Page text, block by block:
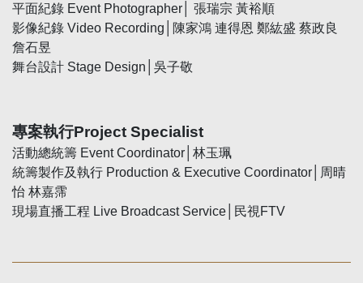
平面紀錄 Event Photographer│ 張瑞宗 黃裕順
影像紀錄 Video Recording│陳家鴻 連得恩 鄭紘盛 蔡政良
詹石昱
舞台設計 Stage Design│吳子敬
專案執行Project Specialist
活動總統籌 Event Coordinator│林玉珮
統籌製作及執行 Production & Executive Coordinator│周晴
怡 林嘉霈
現場直播工程 Live Broadcast Service│民視FTV